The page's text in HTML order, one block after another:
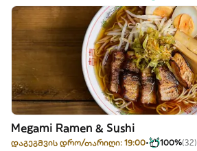
Megami Ramen & Sushi
დაგეგმვის დრო/თარიღი: 19:00 100%(32)